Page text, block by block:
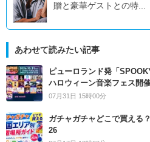
贈と豪華ゲストとの特...
あわせて読みたい記事
ピューロランド発「
ハロウィーン音楽フェス開
07月31日 15時00分
ガチャガチャどこで買える
26